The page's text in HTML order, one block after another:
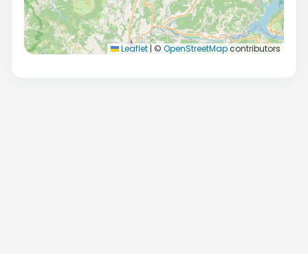
Leaflet | © OpenStreetMapcontributors